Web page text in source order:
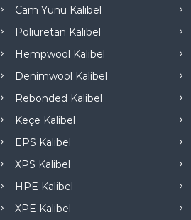
Cam Yünü Kalibel
Poliüretan Kalibel
Hempwool Kalibel
Denimwool Kalibel
Rebonded Kalibel
Keçe Kalibel
EPS Kalibel
XPS Kalibel
HPE Kalibel
XPE Kalibel